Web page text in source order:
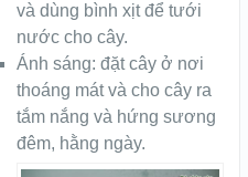
và dùng bình xịt để tưới
nước cho cây.
Ánh sáng: đặt cây ở nơi
thoáng mát và cho cây ra
tắm nắng và hứng sương
đêm, hằng ngày.